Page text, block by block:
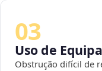
03
Uso de
Obstrução difícil de